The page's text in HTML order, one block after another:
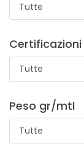
Broccato a
realizzazione di
Tutte
Certificazioni
Tutte
Peso gr/mtl
Tutte